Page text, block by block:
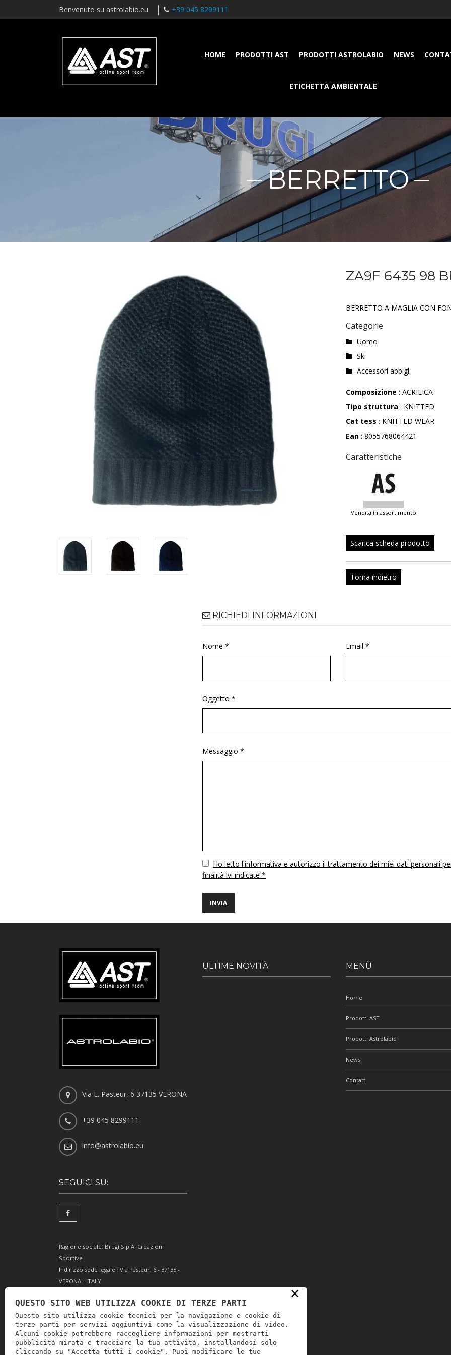
Benvenuto su astrolabio.eu +39 045 8299111
HOME PRODOTTI AST PRODOTTI ASTROLABIO NEWS
ETICHETTA AMBIENTALE
BERRETTO
ZA9F 6435 98
BERRETTO A MAGLIA CON
Categorie
Uomo
Ski
Accessori abbigl.
Composizione : ACRILICA
Tipo struttura : KNITTED
Cat tess : KNITTED WEAR
Ean : 8055768064421
Caratteristiche
vendita in assortimento
Scarica scheda prodotto
Torna indietro
RICHIEDI INFORMAZIONI
Nome * Email *
Oggetto *
Messaggio *
VuotoHo letto l'informativa e autorizzo il trattamento dei miei dati personali
finalità ivi indicate *
Via L. Pasteur, 6 37135 VERONA
+39 045 8299111
info@astrolabio.eu
SEGUICI SU:
Ragione sociale: Brugi S.p.A. Creazioni
Sportive
Indirizzo sede legale : Via Pasteur, 6 - 37135 -
VERONA - ITALY
Codice Fiscale e Iscrizione Reg. Impr. Verona
0051416 024 1
REA 166179 Verona -Cap. Soc. € 10.000.000 i.v. -
Posiz. meccanogr. VR 002505
ULTIME NOVITÀ MENÙ
Home
Prodotti AST
Prodotti Astrolabio
News
Contatti
×
QUESTO SITO WEB UTILIZZA COOKIE DI TERZE PARTI
Questo sito utilizza cookie tecnici per la navigazione e cookie di
terze parti per servizi aggiuntivi come la visualizzazione di video.
Alcuni cookie potrebbero raccogliere informazioni per mostrarti
pubblicità mirata e tracciare la tua attività, installandosi solo
cliccando su "Accetta tutti i cookie". Puoi modificare le tue